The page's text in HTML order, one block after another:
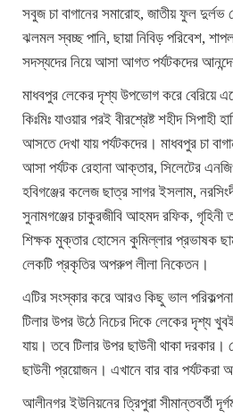
সবুজ চা বাগানের সমারোহ, জাতীয় ফুল দুর্লভ
ঝলমল স্বচ্ছ পানি, ছায়া নিবিড় পরিবেশ,
সদস্যদের নিয়ে আসা আগত পর্যটকদের
মাধবপুর লেকের দৃশ্য উপভোগ করে বেরিয়ে
কিঃমিঃ যাওয়ার পরই বীরশ্রেষ্ট শহীদ সিপাহী
আসতে দেখা যায় পর্যটকদের। মাধবপুর চা
আসা পর্যটক রেহানা আক্তার, সিলেটের
হবিগঞ্জের কলেজ ছাত্র সাগর ইসলাম,
সুনামগঞ্জের চাকুরজীবি আহমদ রফিক, গৃহিনী
শিক্ষক মুক্তার হোসেন কুমিল্লার প্রভাষক
লেকটি প্রকৃতির অপরুপ লীলা নিকেতন।
এটির সংস্কার করে আরও কিছু ভাল
টিলার উপর উঠে নিচের দিকে লেকের দৃশ্য
যায়। তবে টিলার উপর ছাউনী থাকা দরকার।
ছাউনী প্রয়োজন। এখানে বার বার পর্যটকরা
আলীনগর ইউনিয়নের ত্রিপুরা সীমান্তবর্তী